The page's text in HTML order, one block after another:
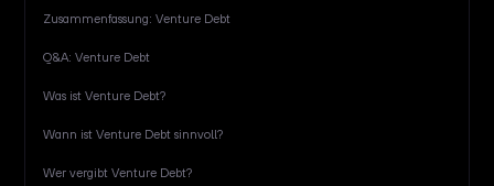
Zusammenfassung: Venture Debt
Q&A: Venture Debt
Was ist Venture Debt?
Wann ist Venture Debt sinnvoll?
Wer vergibt Venture Debt?